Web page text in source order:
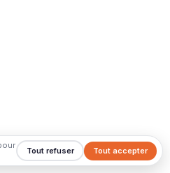
Tout accepter
Tout refuser